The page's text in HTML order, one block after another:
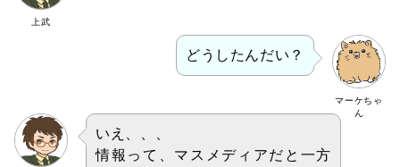
上武
マーケちゃ
ん
どうしたんだい？
いえ、、、
情報って、マスメディアだと一方